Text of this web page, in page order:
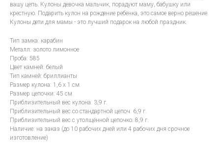
вашу цепь. Кулоны девочка мальчик, порадуют маму, бабушку или
крестную. Подарить кулон на рождение ребенка, это самое верно решение.
Кулоны дети для мамы - это лучший подарок на любой праздник.
Тип замка: карабин
Металл: золото лимонное
Проба: 585
Цвет камней: белый
Тип камней: бриллианты
Размер кулона: 1,6 х 1 см
Размер цепочки: 45 см
Приблизительный вес кулона: 3,9 г.
Приблизительный вес со стандартной цепоч: 6,9 г.
Приблизительный вес с утолщённой цепочко: 8,9 г.
Наличие: на заказ (до 10 рабочих дней или 4 рабочих дня срочное
изготовление)